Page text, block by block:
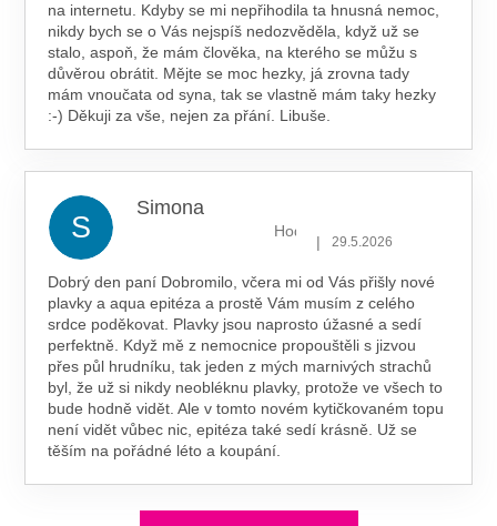
na internetu. Kdyby se mi nepřihodila ta hnusná nemoc,
nikdy bych se o Vás nejspíš nedozvěděla, když už se
stalo, aspoň, že mám člověka, na kterého se můžu s
důvěrou obrátit. Mějte se moc hezky, já zrovna tady
mám vnoučata od syna, tak se vlastně mám taky hezky
:-) Děkuji za vše, nejen za přání. Libuše.
S
Simona
Hodnocení obchodu je 5 z 5
| 29.5.2026
Dobrý den paní Dobromilo, včera mi od Vás přišly nové
plavky a aqua epitéza a prostě Vám musím z celého
srdce poděkovat. Plavky jsou naprosto úžasné a sedí
perfektně. Když mě z nemocnice propouštěli s jizvou
přes půl hrudníku, tak jeden z mých marnivých strachů
byl, že už si nikdy neobléknu plavky, protože ve všech to
bude hodně vidět. Ale v tomto novém kytičkovaném topu
není vidět vůbec nic, epitéza také sedí krásně. Už se
těším na pořádné léto a koupání.